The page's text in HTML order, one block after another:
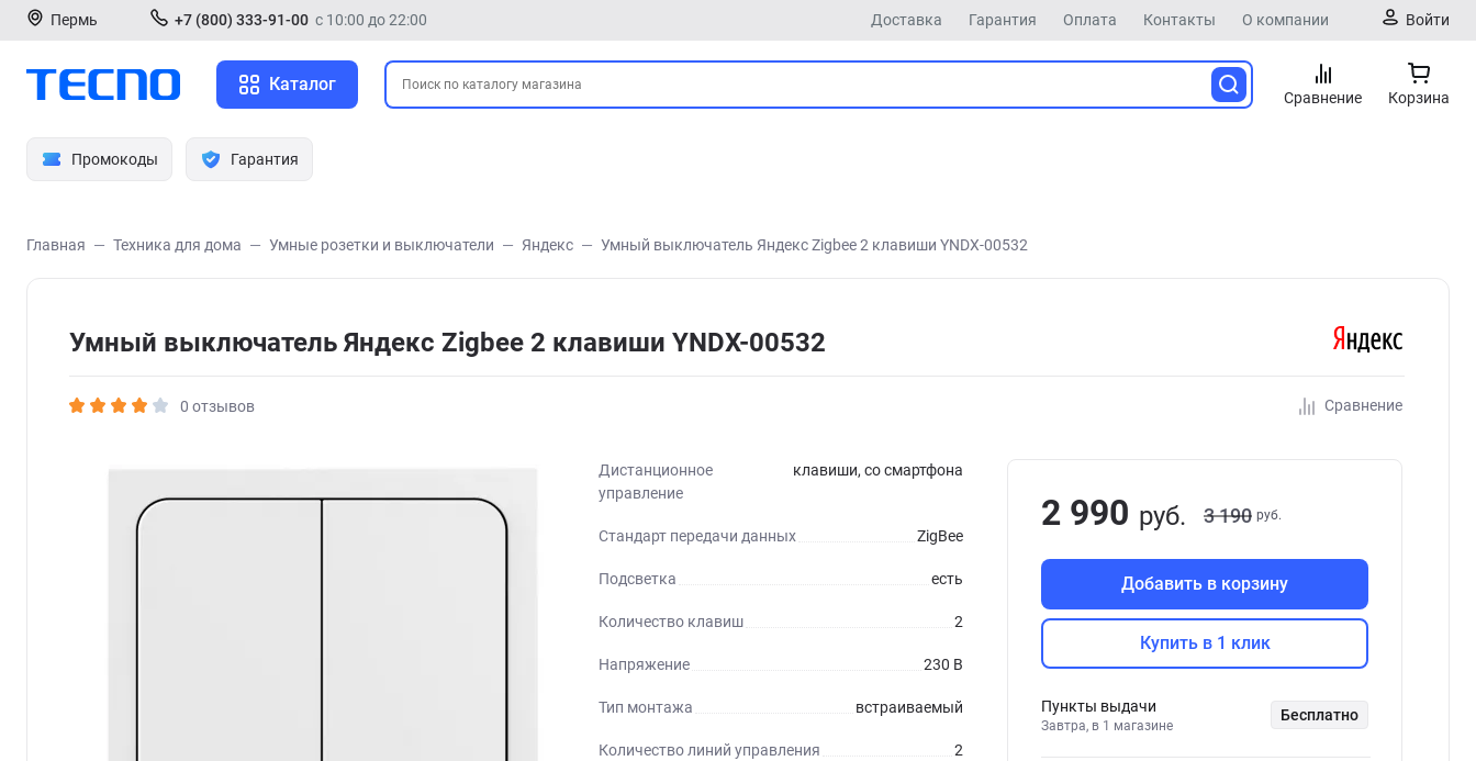
Пермь +7 (800) 333-91-00 с 10:00 до 22:00 Доставка Гарантия Оплата Контакты О компании Войти
Каталог
Сравнение Корзина
Промокоды Гарантия
Главная Техника для дома Умные розетки и выключатели Яндекс Умный выключатель Яндекс Zigbee 2 клавиши YNDX-00532
Умный выключатель Яндекс Zigbee 2 клавиши YNDX-00532
0 отзывов Сравнение
Дистанционное
управление
клавиши, со смартфона
Стандарт передачи данных ZigBee
Подсветка есть
Количество клавиш 2
Напряжение 230 В
Тип монтажа встраиваемый
Количество линий управления 2
2 990 руб. 3 190 руб.
Добавить в корзину
Купить в 1 клик
Пункты выдачи
Завтра, в 1 магазине
Бесплатно